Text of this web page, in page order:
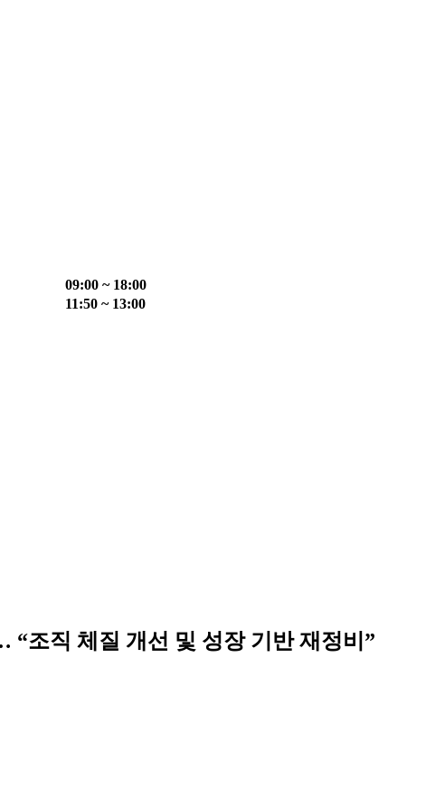
09:00 ~ 18:00
11:50 ~ 13:00
조직 체질 개선 및 성장 기반 재정비”